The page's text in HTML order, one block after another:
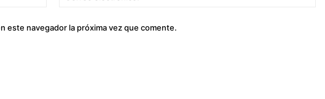
este navegador la próxima vez que comente.